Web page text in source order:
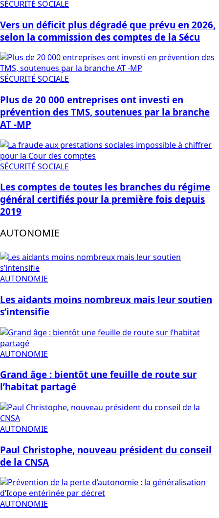
SÉCURITÉ SOCIALE
Vers un déficit plus dégradé que prévu en 2026,
selon la commission des comptes de la Sécu
SÉCURITÉ SOCIALE
Plus de 20 000 entreprises ont investi en
prévention des TMS, soutenues par la branche
AT -MP
SÉCURITÉ SOCIALE
Les comptes de toutes les branches du régime
général certifiés pour la première fois depuis
2019
AUTONOMIE
AUTONOMIE
Les aidants moins nombreux mais leur soutien
s’intensifie
AUTONOMIE
Grand âge : bientôt une feuille de route sur
l’habitat partagé
AUTONOMIE
Paul Christophe, nouveau président du conseil
de la CNSA
AUTONOMIE